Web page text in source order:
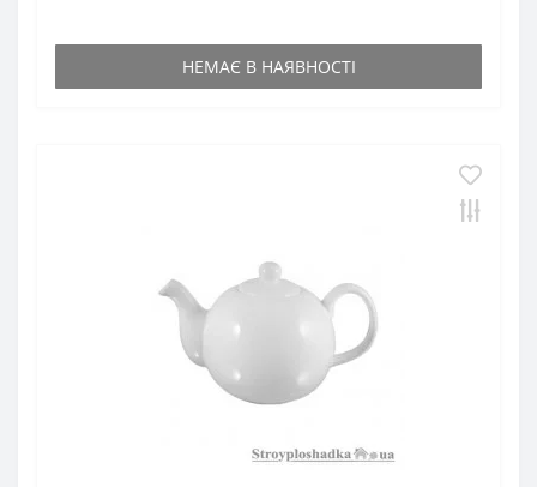
НЕМАЄ В НАЯВНОСТІ